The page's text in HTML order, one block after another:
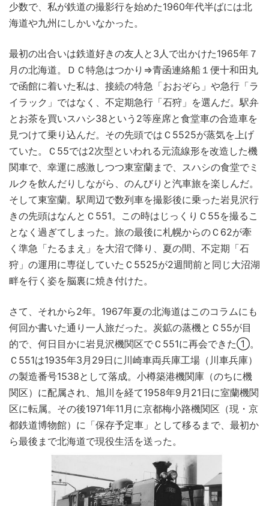
少数で、私が鉄道の撮影行を始めた1960年代半ばには北
海道や九州にしかいなかった。
最初の出合いは鉄道好きの友人と3人で出かけた1965年７
月の北海道。ＤＣ特急はつかり⇒青函連絡船１便十和田丸
で函館に着いた私は、接続の特急「おおぞら」や急行「ラ
イラック」ではなく、不定期急行「石狩」を選んだ。駅弁
とお茶を買いスハシ38という2等座席と食堂車の合造車を
見つけて乗り込んだ。その先頭ではＣ5525が蒸気を上げ
ていた。Ｃ55では2次型といわれる元流線形を改造した機
関車で、幸運に感激しつつ東室蘭まで、スハシの食堂でミ
ルクを飲んだりしながら、のんびりと汽車旅を楽しんだ。
そして東室蘭。駅周辺で数列車を撮影後に乗った岩見沢行
きの先頭はなんとＣ551。この時はじっくりＣ55を撮るこ
となく過ぎてしまった。旅の最後に札幌からのＣ62が牽
く準急「たるまえ」を大沼で降り、夏の間、不定期「石
狩」の運用に専従していたＣ5525が2週間前と同じ大沼湖
畔を行く姿を脳裏に焼き付けた。
さて、それから2年。1967年夏の北海道はこのコラムにも
何回か書いた通り一人旅だった。炭鉱の蒸機とＣ55が目
的で、何日目かに岩見沢機関区でＣ551に再会できた①。
Ｃ551は1935年3月29日に川崎車両兵庫工場（川車兵庫）
の製造番号1538として落成。小樽築港機関庫（のちに機
関区）に配属され、旭川を経て1958年9月21日に室蘭機関
区に転属。その後1971年11月に京都梅小路機関区（現・京
都鉄道博物館）に「保存予定車」として移るまで、最初か
ら最後まで北海道で現役生活を送った。